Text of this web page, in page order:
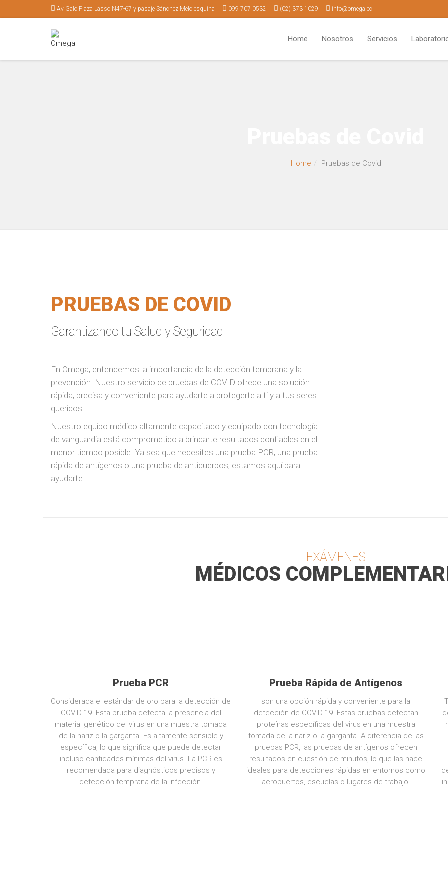
Av Galo Plaza Lasso N47-67 y pasaje Sánchez Melo esquina 099 707 0532 (02) 373 1029 info@omega.ec
Home Nosotros Servicios
Home Pruebas de Covid
PRUEBAS DE COVID
Garantizando tu Salud y Seguridad
En Omega, entendemos la importancia de la detección temprana y la
prevención. Nuestro servicio de pruebas de COVID ofrece una solución
rápida, precisa y conveniente para ayudarte a protegerte a ti y a tus seres
queridos.
Nuestro equipo médico altamente capacitado y equipado con tecnología
de vanguardia está comprometido a brindarte resultados confiables en el
menor tiempo posible. Ya sea que necesites una prueba PCR, una prueba
rápida de antígenos o una prueba de anticuerpos, estamos aquí para
ayudarte.
EXÁMENES
MÉDICOS
Prueba PCR
Considerada el estándar de oro para la detección de
COVID-19. Esta prueba detecta la presencia del
material genético del virus en una muestra tomada
de la nariz o la garganta. Es altamente sensible y
específica, lo que significa que puede detectar
incluso cantidades mínimas del virus. La PCR es
recomendada para diagnósticos precisos y
detección temprana de la infección.
Prueba Rápida de Antígenos
son una opción rápida y conveniente para la
detección de COVID-19. Estas pruebas detectan
proteínas específicas del virus en una muestra
tomada de la nariz o la garganta. A diferencia de las
pruebas PCR, las pruebas de antígenos ofrecen
resultados en cuestión de minutos, lo que las hace
ideales para detecciones rápidas en entornos como
aeropuertos, escuelas o lugares de trabajo.